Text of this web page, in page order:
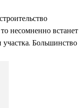
несомненно встанет
Большинство